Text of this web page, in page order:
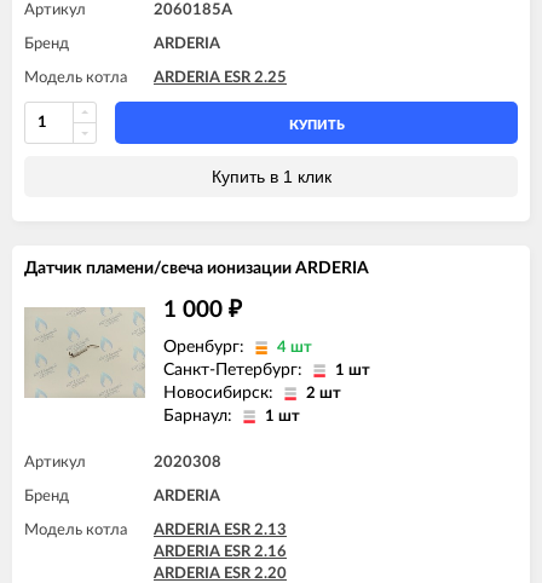
Артикул 2060185A
Бренд ARDERIA
Модель котла ARDERIA ESR 2.25
КУПИТЬ
Купить в 1 клик
Датчик пламени/свеча ионизации ARDERIA
1 000 ₽
Оренбург: 4 шт
Санкт-Петербург: 1 шт
Новосибирск: 2 шт
Барнаул: 1 шт
Артикул 2020308
Бренд ARDERIA
Модель котла
ARDERIA ESR 2.13
ARDERIA ESR 2.16
ARDERIA ESR 2.20